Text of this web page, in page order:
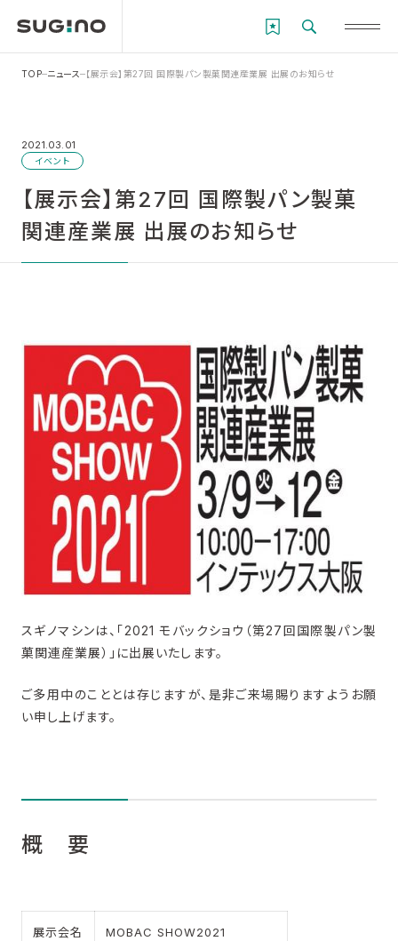
TOP ニュース 【展示会】第27回 国際製パン製菓関連産業展 出展のお知らせ
2021.03.01
イベント
【展示会】第27回 国際製パン製菓
関連産業展 出展のお知らせ
スギノマシンは、「2021 モバックショウ（第27回国際製パン製
菓関連産業展）」に出展いたします。
ご多用中のこととは存じますが、是非ご来場賜りますようお願
い申し上げます。
概 要
展示会名 MOBAC SHOW2021